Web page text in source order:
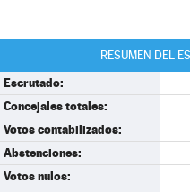
RESUMEN DEL
Escrutado:
Concejales totales:
Votos contabilizados:
Abstenciones:
Votos nulos: